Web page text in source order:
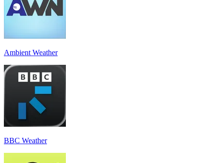
Ambient Weather
BBC Weather